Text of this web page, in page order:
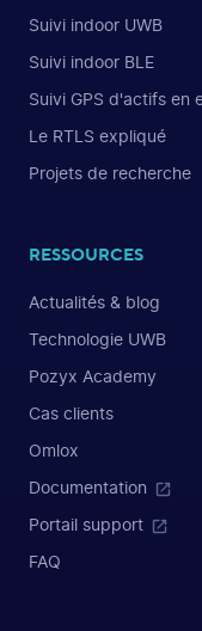
Suivi indoor UWB
Suivi indoor BLE
Suivi GPS d'actifs en
Le RTLS expliqué
Projets de recherche
RESSOURCES
Actualités & blog
Technologie UWB
Pozyx Academy
Cas clients
Omlox
Documentation
Portail support
FAQ